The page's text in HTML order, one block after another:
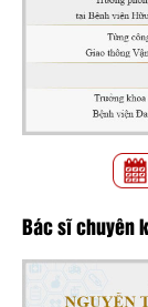
Bác sĩ chuyên